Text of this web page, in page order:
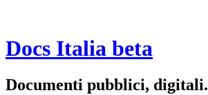
Docs Italia beta
Documenti pubblici, digitali.